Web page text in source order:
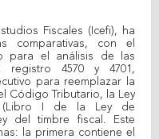
Fiscales (Icefi), ha
comparativas, con el
para el análisis de las
registro 4570 y 4701,
para reemplazar la
Código Tributario, la Ley
(Libro I de la Ley de
del timbre fiscal. Este
la primera contiene el